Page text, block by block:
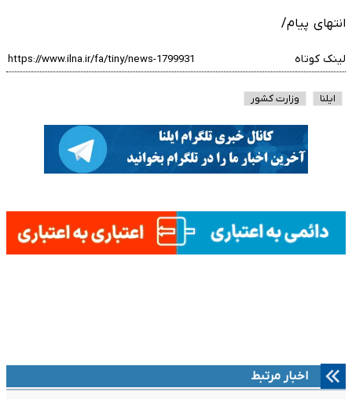
انتهای پیام/
لینک کوتاه
ایلنا وزارت کشور
اخبار مرتبط